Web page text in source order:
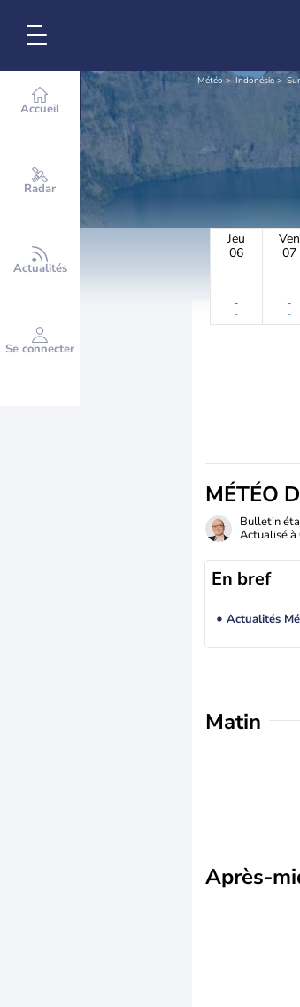
Accueil
Radar
Actualités
Se connecter
Météo Indonésie
Jeu
06
-
-
Ven
07
-
-
MÉTÉO
Bulletin
Actualisé à
En bref
Matin
Après-